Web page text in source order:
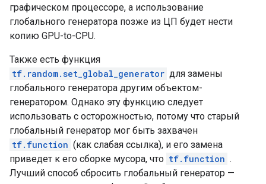
графическом процессоре, а использование
глобального генератора позже из ЦП будет нести
копию GPU-to-CPU.
Также есть функция
tf.random.set_global_generator для замены
глобального генератора другим объектом-
генератором. Однако эту функцию следует
использовать с осторожностью, потому что старый
глобальный генератор мог быть захвачен
tf.function (как слабая ссылка), и его замена
приведет к его сборке мусора, что tf.function .
Лучший способ сбросить глобальный генератор —